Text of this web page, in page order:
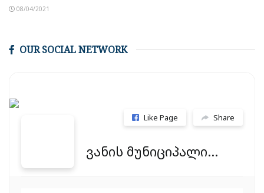
08/04/2021
OUR SOCIAL NETWORK
Like Page Share
ვანის მუნიციპალიტეტის მერია